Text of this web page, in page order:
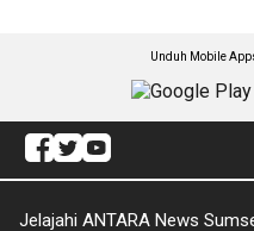
Unduh Mobile
Jelajahi ANTARA News